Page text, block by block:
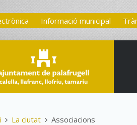
Informació municipal
La ciutat Associacions